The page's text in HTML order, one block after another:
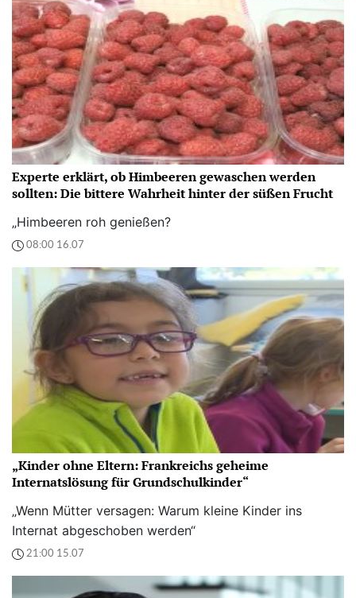
Experte erklärt, ob Himbeeren gewaschen werden
sollten: Die bittere Wahrheit hinter der süßen Frucht
„Himbeeren roh genießen?
08:00 16.07
„Kinder ohne Eltern: Frankreichs geheime
Internatslösung für Grundschulkinder“
„Wenn Mütter versagen: Warum kleine Kinder ins
Internat abgeschoben werden“
21:00 15.07